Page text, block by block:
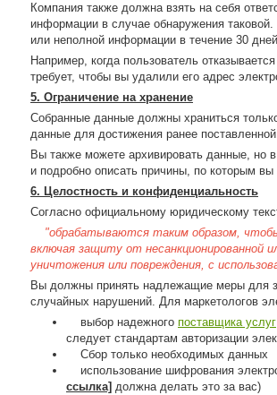
Компания также должна взять на себя
информации в случае обнаружения
или неполной информации в течение 30
Например, когда пользователь
требует, чтобы вы удалили его адрес
5. Ограничение на хранение
Собранные данные должны храниться
данные для достижения ранее
Вы также можете архивировать данные, но
и подробно описать причины, по которым вы
6. Целостность и конфиденциальность
Согласно официальному юридическому
"обрабатываются таким образом,
включая защиту от несанкционированной
уничтожения или повреждения, с
Вы должны принять надлежащие меры для
случайных нарушений. Для маркетологов
выбор надежного поставщика услуг
следует стандартам авторизации
Сбор только необходимых данных
использование шифрования
ссылка] должна делать это за вас)